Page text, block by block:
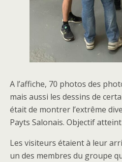
A l’affiche, 70 photos des
mais aussi les dessins de
était de montrer l’extrême
Payts Salonais. Objectif atteint
Les visiteurs étaient à leur
un des membres du groupe